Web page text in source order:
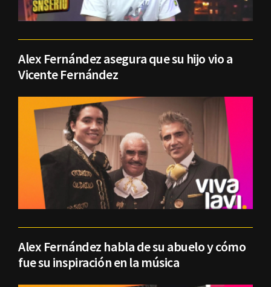
Alex Fernández asegura que su hijo vio a
Vicente Fernández
Alex Fernández habla de su abuelo y cómo
fue su inspiración en la música